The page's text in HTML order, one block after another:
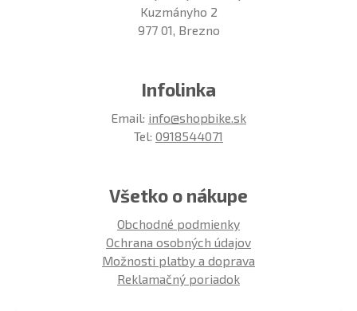
Kuzmányho 2
977 01, Brezno
Infolinka
Email: info@shopbike.sk
Tel: 0918544071
Všetko o nákupe
Obchodné podmienky
Ochrana osobných údajov
Možnosti platby a doprava
Reklamačný poriadok